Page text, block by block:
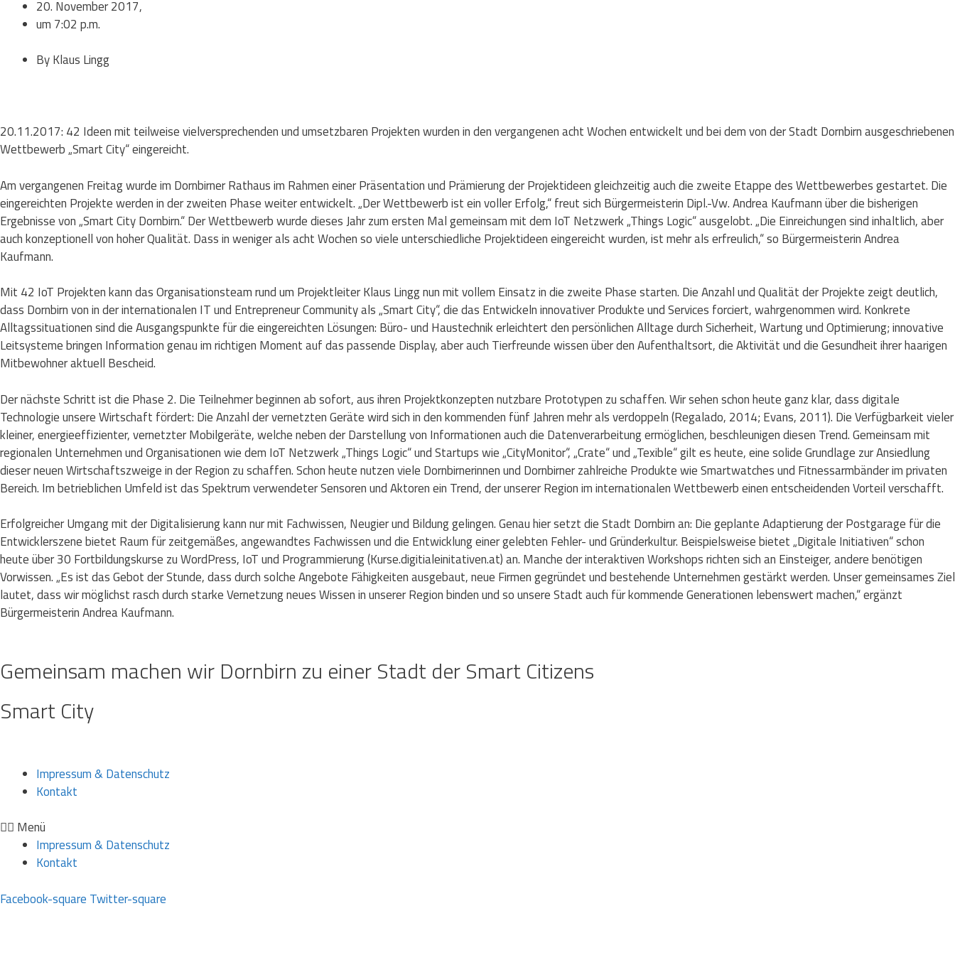
20. November 2017,
um 7:02 p.m.
ByKlaus Lingg
20.11.2017: 42 Ideen mit teilweise vielversprechenden und umsetzbaren Projekten wurden in den vergangenen acht Wochen entwickelt und bei dem von der Stadt Dornbirn ausgeschriebenen
Wettbewerb „Smart City“ eingereicht.
Am vergangenen Freitag wurde im Dornbirner Rathaus im Rahmen einer Präsentation und Prämierung der Projektideen gleichzeitig auch die zweite Etappe des Wettbewerbes gestartet. Die
eingereichten Projekte werden in der zweiten Phase weiter entwickelt. „Der Wettbewerb ist ein voller Erfolg,“ freut sich Bürgermeisterin Dipl.-Vw. Andrea Kaufmann über die bisherigen
Ergebnisse von „Smart City Dornbirn.“ Der Wettbewerb wurde dieses Jahr zum ersten Mal gemeinsam mit dem IoT Netzwerk „Things Logic“ ausgelobt. „Die Einreichungen sind inhaltlich, aber
auch konzeptionell von hoher Qualität. Dass in weniger als acht Wochen so viele unterschiedliche Projektideen eingereicht wurden, ist mehr als erfreulich,“ so Bürgermeisterin Andrea
Kaufmann.
Mit 42 IoT Projekten kann das Organisationsteam rund um Projektleiter Klaus Lingg nun mit vollem Einsatz in die zweite Phase starten. Die Anzahl und Qualität der Projekte zeigt deutlich,
dass Dornbirn von in der internationalen IT und Entrepreneur Community als „Smart City“, die das Entwickeln innovativer Produkte und Services forciert, wahrgenommen wird. Konkrete
Alltagssituationen sind die Ausgangspunkte für die eingereichten Lösungen: Büro- und Haustechnik erleichtert den persönlichen Alltage durch Sicherheit, Wartung und Optimierung; innovative
Leitsysteme bringen Information genau im richtigen Moment auf das passende Display, aber auch Tierfreunde wissen über den Aufenthaltsort, die Aktivität und die Gesundheit ihrer haarigen
Mitbewohner aktuell Bescheid.
Der nächste Schritt ist die Phase 2. Die Teilnehmer beginnen ab sofort, aus ihren Projektkonzepten nutzbare Prototypen zu schaffen. Wir sehen schon heute ganz klar, dass digitale
Technologie unsere Wirtschaft fördert: Die Anzahl der vernetzten Geräte wird sich in den kommenden fünf Jahren mehr als verdoppeln (Regalado, 2014; Evans, 2011). Die Verfügbarkeit vieler
kleiner, energieeffizienter, vernetzter Mobilgeräte, welche neben der Darstellung von Informationen auch die Datenverarbeitung ermöglichen, beschleunigen diesen Trend. Gemeinsam mit
regionalen Unternehmen und Organisationen wie dem IoT Netzwerk „Things Logic“ und Startups wie „CityMonitor“, „Crate“ und „Texible“ gilt es heute, eine solide Grundlage zur Ansiedlung
dieser neuen Wirtschaftszweige in der Region zu schaffen. Schon heute nutzen viele Dornbirnerinnen und Dornbirner zahlreiche Produkte wie Smartwatches und Fitnessarmbänder im privaten
Bereich. Im betrieblichen Umfeld ist das Spektrum verwendeter Sensoren und Aktoren ein Trend, der unserer Region im internationalen Wettbewerb einen entscheidenden Vorteil verschafft.
Erfolgreicher Umgang mit der Digitalisierung kann nur mit Fachwissen, Neugier und Bildung gelingen. Genau hier setzt die Stadt Dornbirn an: Die geplante Adaptierung der Postgarage für die
Entwicklerszene bietet Raum für zeitgemäßes, angewandtes Fachwissen und die Entwicklung einer gelebten Fehler- und Gründerkultur. Beispielsweise bietet „Digitale Initiativen“ schon
heute über 30 Fortbildungskurse zu WordPress, IoT und Programmierung (Kurse.digitialeinitativen.at) an. Manche der interaktiven Workshops richten sich an Einsteiger, andere benötigen
Vorwissen. „Es ist das Gebot der Stunde, dass durch solche Angebote Fähigkeiten ausgebaut, neue Firmen gegründet und bestehende Unternehmen gestärkt werden. Unser gemeinsames Ziel
lautet, dass wir möglichst rasch durch starke Vernetzung neues Wissen in unserer Region binden und so unsere Stadt auch für kommende Generationen lebenswert machen,“ ergänzt
Bürgermeisterin Andrea Kaufmann.
Gemeinsam machen wir Dornbirn zu einer Stadt der Smart Citizens
Smart City
Impressum & Datenschutz
Kontakt
Menü
Impressum & Datenschutz
Kontakt
Facebook-square Twitter-square